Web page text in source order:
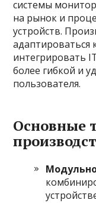
системы
на рынок и
устройств.
интегрировать
более гибкой и
пользователя.
Основные